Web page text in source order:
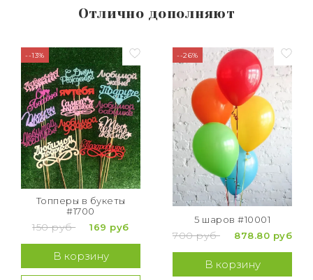
Отлично дополняют
--13%
Топперы в букеты
#1700
150 руб 169 руб
В корзину
--26%
5 шаров #10001
700 руб 878.80 руб
В корзину